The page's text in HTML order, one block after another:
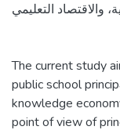
والاقتصاد التعليمي
The current study
public school
knowledge
point of view of